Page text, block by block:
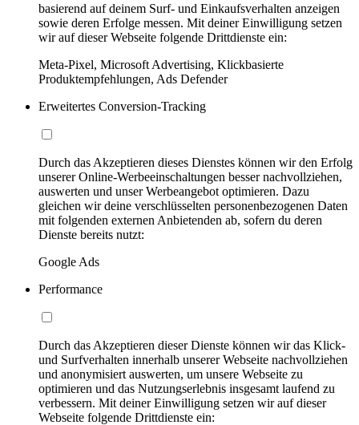
basierend auf deinem Surf- und Einkaufsverhalten anzeigen
sowie deren Erfolge messen. Mit deiner Einwilligung setzen
wir auf dieser Webseite folgende Drittdienste ein:
Meta-Pixel, Microsoft Advertising, Klickbasierte
Produktempfehlungen, Ads Defender
Erweitertes Conversion-Tracking
Durch das Akzeptieren dieses Dienstes können wir den Erfolg
unserer Online-Werbeeinschaltungen besser nachvollziehen,
auswerten und unser Werbeangebot optimieren. Dazu
gleichen wir deine verschlüsselten personenbezogenen Daten
mit folgenden externen Anbietenden ab, sofern du deren
Dienste bereits nutzt:
Google Ads
Performance
Durch das Akzeptieren dieser Dienste können wir das Klick-
und Surfverhalten innerhalb unserer Webseite nachvollziehen
und anonymisiert auswerten, um unsere Webseite zu
optimieren und das Nutzungserlebnis insgesamt laufend zu
verbessern. Mit deiner Einwilligung setzen wir auf dieser
Webseite folgende Drittdienste ein: